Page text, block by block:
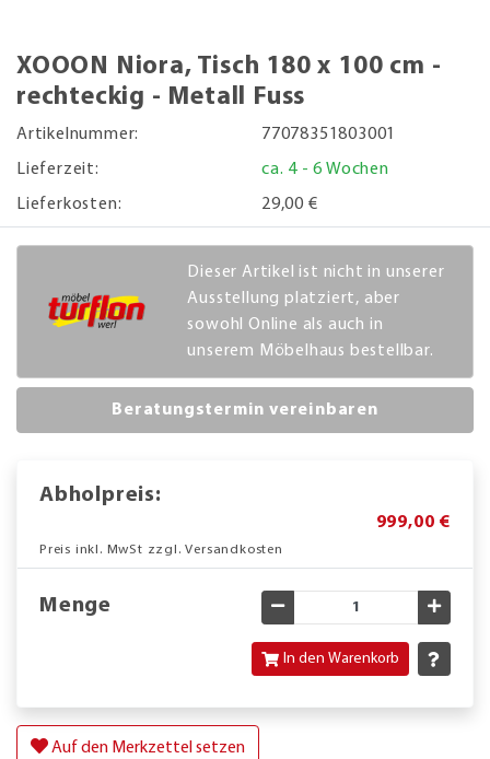
XOOON Niora, Tisch 180 x 100 cm -
rechteckig - Metall Fuss
Artikelnummer:
77078351803001
Lieferzeit:
ca. 4 - 6 Wochen
Lieferkosten:
29,00 €
Dieser Artikel ist nicht in unserer
Ausstellung platziert, aber
sowohl Online als auch in
unserem Möbelhaus bestellbar.
Beratungstermin vereinbaren
Abholpreis:
999,00 €
Preis inkl. MwSt zzgl. Versandkosten
Menge Gewünschte Menge
In den Warenkorb
Auf den Merkzettel setzen